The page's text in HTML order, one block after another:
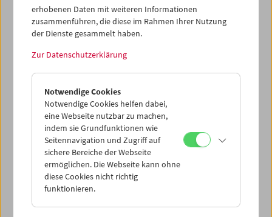
English language or subtitles
< Vorherige Woche
Mo 8.12.
Di 9.12.
Mi 10.12.
Do 11.12.
erhobenen Daten mit weiteren Informationen
zusammenführen, die diese im Rahmen Ihrer Nutzung
der Dienste gesammelt haben.
Zur Datenschutzerklärung
Notwendige Cookies
Notwendige Cookies helfen dabei,
eine Webseite nutzbar zu machen,
indem sie Grundfunktionen wie
Seitennavigation und Zugriff auf
sichere Bereiche der Webseite
ermöglichen. Die Webseite kann ohne
diese Cookies nicht richtig
funktionieren.